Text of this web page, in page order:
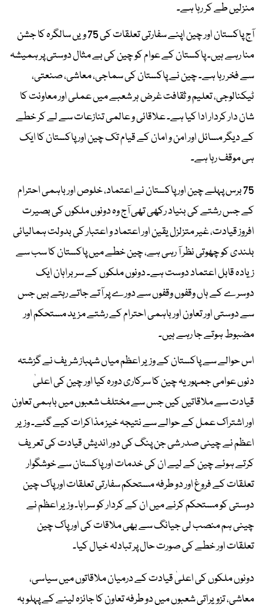
منزلیں طے کر رہا ہے۔
آج پاکستان اور چین اپنے سفارتی تعلقات کی 75 ویں سالگرہ کا جشن
منا رہے ہیں۔ پاکستان کے عوام کو چین کی بے مثال دوستی پر ہمیشہ
سے فخر رہا ہے۔ چین نے پاکستان کی سماجی، معاشی، صنعتی،
ٹیکنالوجی، تعلیم و ثقافت غرض ہر شعبے میں عملی اور معاونت کا
شان دار کردار ادا کیا ہے۔ علاقائی و عالمی تنازعات سے لے کر خطے
کے دیگر مسائل اور امن و امان کے قیام تک چین اور پاکستان کا ایک
ہی موقف رہا ہے۔
75 برس پہلے چین اور پاکستان نے اعتماد، خلوص اور باہمی احترام
کے جس رشتے کی بنیاد رکھی تھی آج وہ دونوں ملکوں کی بصیرت
افروز قیادت، غیر متزلزل یقین اور اعتماد و اعتبار کی بدولت ہمالیائی
بلندی کو چھوتی نظر آ رہی ہے، چین خطے میں پاکستان کا سب سے
زیادہ قابل اعتماد دوست ہے۔ دونوں ملکوں کے سربراہان ایک
دوسرے کے ہاں وقفوں وقفوں سے دورے پر آتے جاتے رہتے ہیں جس
سے دوستی اور تعاون اور باہمی احترام کے رشتے مزید مستحکم اور
مضبوط ہوتے جا رہے ہیں۔
اس حوالے سے پاکستان کے وزیر اعظم میاں شہباز شریف نے گزشتہ
دنوں عوامی جمہوریہ چین کا سرکاری دورہ کیا اور چین کی اعلیٰ
قیادت سے ملاقاتیں کیں جس سے مختلف شعبوں میں باہمی تعاون
اور اشتراک عمل کے حوالے سے نتیجہ خیز مذاکرات کیے گئے۔ وزیر
اعظم نے چینی صدر شی جن پنگ کی دور اندیش قیادت کی تعریف
کرتے ہوئے چین کے لیے ان کی خدمات اور پاکستان سے خوشگوار
تعلقات کے فروغ اور دو طرفہ مستحکم سفارتی تعلقات اور پاک چین
دوستی کو مستحکم کرنے میں ان کے کردار کو سراہا۔ وزیر اعظم نے
چینی ہم منصب لی جیانگ سے بھی ملاقات کی اور پاک چین
تعلقات اور خطے کی صورت حال پر تبادلہ خیال کیا۔
دونوں ملکوں کی اعلیٰ قیادت کے درمیان ملاقاتوں میں سیاسی،
معاشی، تزویراتی شعبوں میں دو طرفہ تعاون کا جائزہ لینے کے پہلو بہ